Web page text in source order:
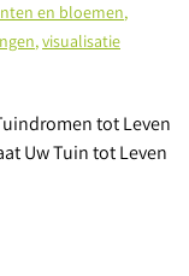
en bloemen,
,visualisatie
tot Leven
Uw Tuin tot Leven